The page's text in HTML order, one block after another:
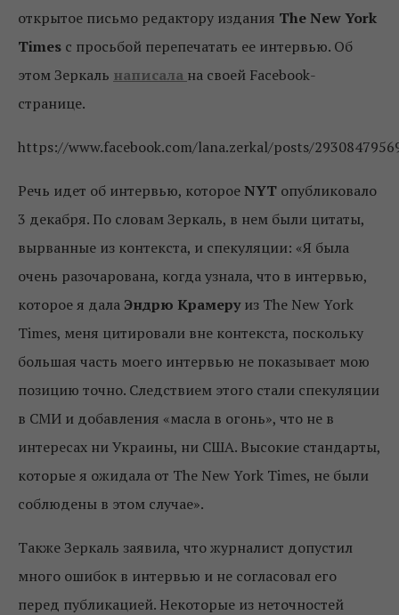
открытое письмо редактору издания The New York
Times с просьбой перепечатать ее интервью. Об
этом Зеркаль написала на своей Facebook-
странице.
https://www.facebook.com/lana.zerkal/posts/
Речь идет об интервью, котороеNYT опубликовало
3 декабря. По словам Зеркаль, в нем были цитаты,
вырванные из контекста, и спекуляции: «Я была
очень разочарована, когда узнала, что в интервью,
которое я дала Эндрю Крамеруиз The New York
Times, меня цитировали вне контекста, поскольку
большая часть моего интервью не показывает мою
позицию точно. Следствием этого стали спекуляции
в СМИ и добавления «масла в огонь», что не в
интересах ни Украины, ни США. Высокие стандарты,
которые я ожидала от The New York Times, не были
соблюдены в этом случае».
Также Зеркаль заявила, что журналист допустил
много ошибок в интервью и не согласовал его
перед публикацией. Некоторые из неточностей